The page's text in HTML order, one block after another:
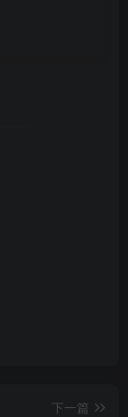
下一篇